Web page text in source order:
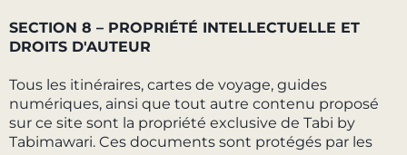
SECTION 8 – PROPRIÉTÉ INTELLECTUELLE ET
DROITS D'AUTEUR
Tous les itinéraires, cartes de voyage, guides
numériques, ainsi que tout autre contenu proposé
sur ce site sont la propriété exclusive de Tabi by
Tabimawari. Ces documents sont protégés par les